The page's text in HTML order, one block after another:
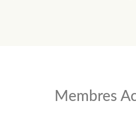
Membres